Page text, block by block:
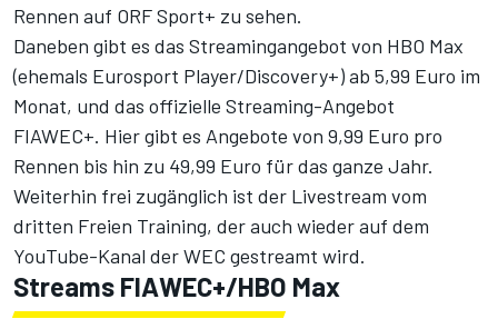
Rennen auf ORF Sport+ zu sehen.
Daneben gibt es das Streamingangebot von HBO Max
(ehemals Eurosport Player/Discovery+) ab 5,99 Euro im
Monat, und das offizielle Streaming-Angebot
FIAWEC+. Hier gibt es Angebote von 9,99 Euro pro
Rennen bis hin zu 49,99 Euro für das ganze Jahr.
Weiterhin frei zugänglich ist der Livestream vom
dritten Freien Training, der auch wieder auf dem
YouTube-Kanal der WEC gestreamt wird.
Streams FIAWEC+/HBO Max